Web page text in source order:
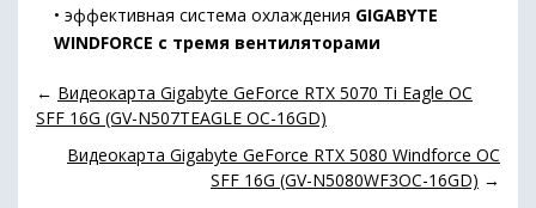
• эффективная система охлаждения GIGABYTE
WINDFORCE с тремя вентиляторами
← Видеокарта Gigabyte GeForce RTX 5070 Ti Eagle OC
SFF 16G (GV-N507TEAGLE OC-16GD)
Видеокарта Gigabyte GeForce RTX 5080 Windforce OC
SFF 16G (GV-N5080WF3OC-16GD) →